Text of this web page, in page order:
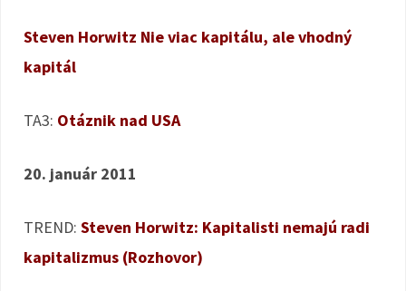
Steven Horwitz Nie viac kapitálu, ale vhodný
kapitál
TA3: Otáznik nad USA
20. január 2011
TREND: Steven Horwitz: Kapitalisti nemajú radi
kapitalizmus (Rozhovor)